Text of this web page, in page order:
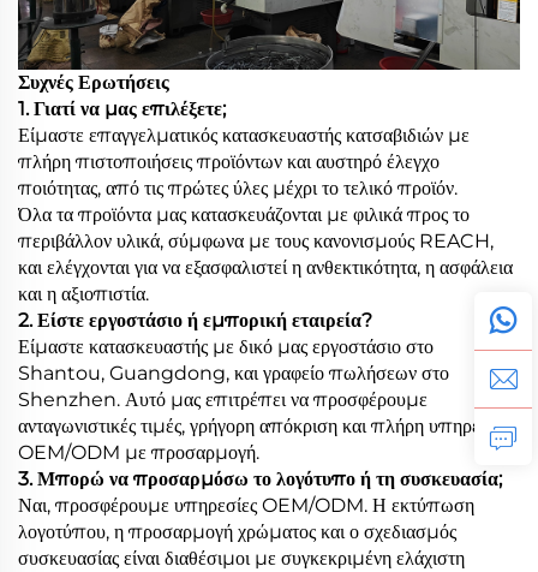
Συχνές Ερωτήσεις
1. Γιατί να μας επιλέξετε;
Είμαστε επαγγελματικός κατασκευαστής κατσαβιδιών με
πλήρη πιστοποιήσεις προϊόντων και αυστηρό έλεγχο
ποιότητας, από τις πρώτες ύλες μέχρι το τελικό προϊόν.
Όλα τα προϊόντα μας κατασκευάζονται με φιλικά προς το
περιβάλλον υλικά, σύμφωνα με τους κανονισμούς REACH,
και ελέγχονται για να εξασφαλιστεί η ανθεκτικότητα, η ασφάλεια
και η αξιοπιστία.
2. Είστε εργοστάσιο ή εμπορική εταιρεία?
Είμαστε κατασκευαστής με δικό μας εργοστάσιο στο
Shantou, Guangdong, και γραφείο πωλήσεων στο
Shenzhen. Αυτό μας επιτρέπει να προσφέρουμε
ανταγωνιστικές τιμές, γρήγορη απόκριση και πλήρη υπηρεσίες
OEM/ODM με προσαρμογή.
3. Μπορώ να προσαρμόσω το λογότυπο ή τη συσκευασία;
Ναι, προσφέρουμε υπηρεσίες OEM/ODM. Η εκτύπωση
λογοτύπου, η προσαρμογή χρώματος και ο σχεδιασμός
συσκευασίας είναι διαθέσιμοι με συγκεκριμένη ελάχιστη